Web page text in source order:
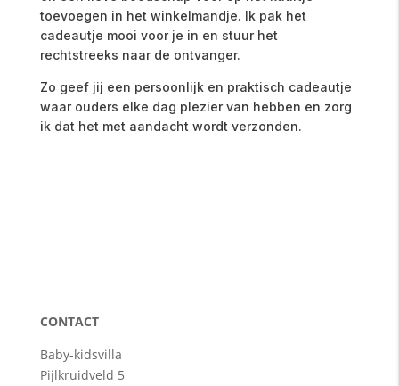
toevoegen in het winkelmandje. Ik pak het
cadeautje mooi voor je in en stuur het
rechtstreeks naar de ontvanger.
Zo geef jij een persoonlijk en praktisch cadeautje
waar ouders elke dag pleziervan hebben en zorg
ik dat het met aandacht wordt verzonden.
CONTACT
Baby-kidsvilla
Pijlkruidveld 5